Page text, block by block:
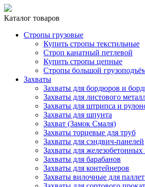
Каталог товаров
Стропы грузовые
Купить стропы текстильные
Строп канатный петлевой
Купить стропы цепные
Стропы большой
Захваты
Захваты для бордюров и
Захваты для листового
Захваты для штрипса и
Захваты для шпунта
Захват (Замок Смаля)
Захваты торцевые для труб
Захваты для сэндвич-панелей
Захваты для железобетонных
Захваты для барабанов
Захваты для контейнеров
Захваты вилочные для